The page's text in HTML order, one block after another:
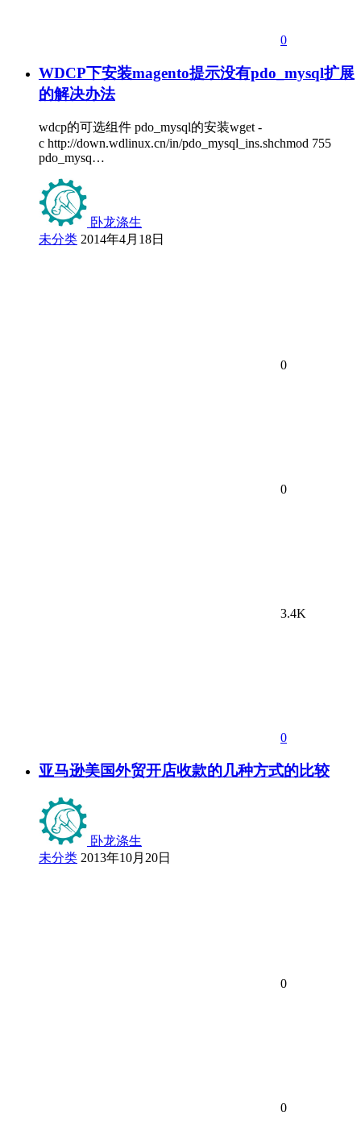
0
WDCP下安装magento提示没有pdo_mysql扩展
的解决办法
wdcp的可选组件 pdo_mysql的安装wget -
c http://down.wdlinux.cn/in/pdo_mysql_ins.shchmod 755
pdo_mysq…
卧龙涤生
未分类 2014年4月18日
0
0
3.4K
0
亚马逊美国外贸开店收款的几种方式的比较
卧龙涤生
未分类 2013年10月20日
0
0